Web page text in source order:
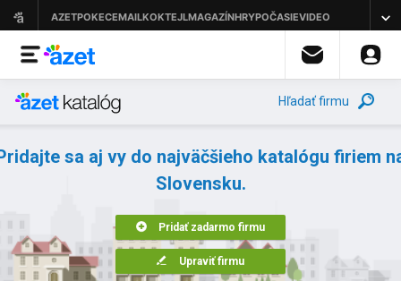
Hľadať firmu
sa aj vy do najväčšieho katalógu firiem
Slovensku.
Pridať zadarmo firmu
Upraviť firmu